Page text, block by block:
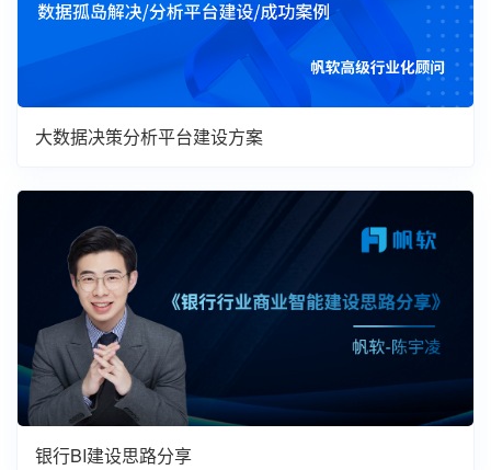
大数据决策分析平台建设方案
银行BI建设思路分享